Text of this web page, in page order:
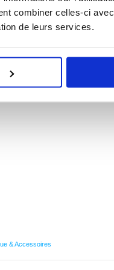
combiner celles-ci
de leurs services.
exceptionnelle et un design
une coque intérieure en TPU
portefeuille Caseme C30 est doté de
zippée, le tout protégé par
& Accessoires